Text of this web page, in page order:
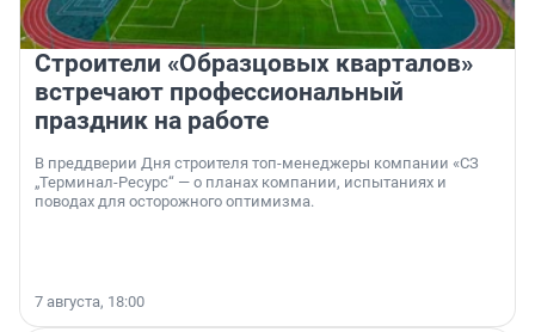
Строители «Образцовых кварталов»
встречают профессиональный
праздник на работе
В преддверии Дня строителя топ-менеджеры компании «СЗ
„Терминал-Ресурс“ — о планах компании, испытаниях и
поводах для осторожного оптимизма.
7 августа, 18:00